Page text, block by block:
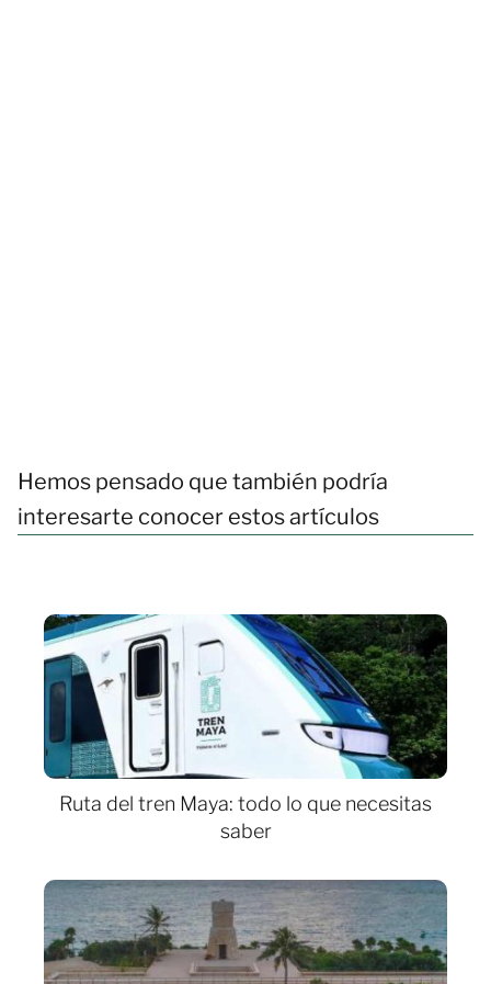
Hemos pensado que también podría
interesarte conocer estos artículos
Ruta del tren Maya: todo lo que necesitas
saber